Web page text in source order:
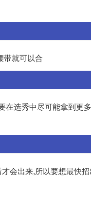
带就可以合
在选秀中尽可能拿到更
会出来,所以要想最快